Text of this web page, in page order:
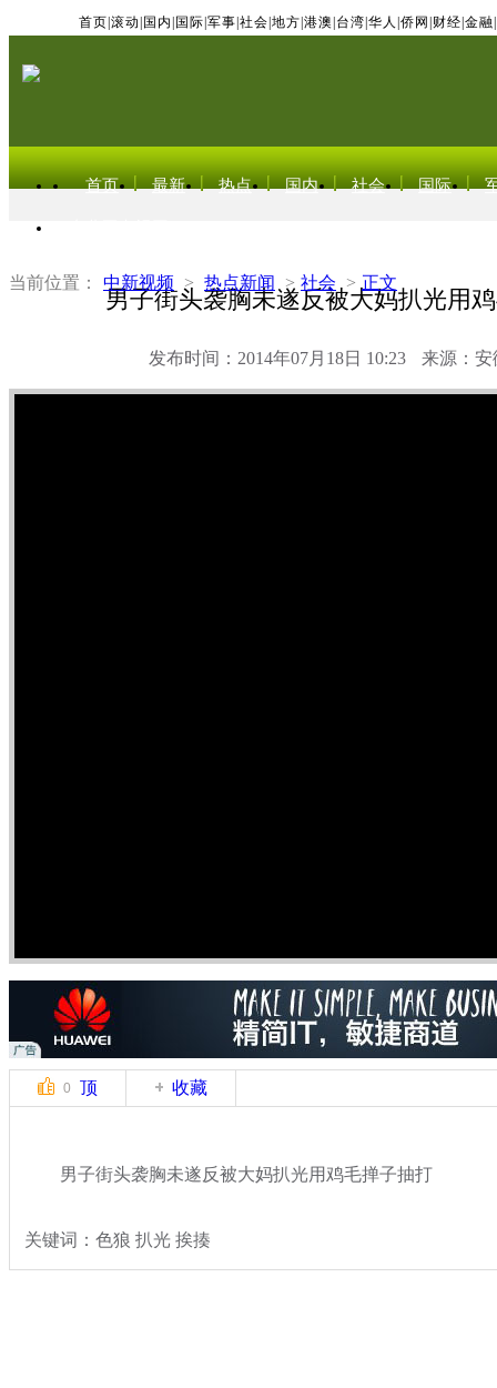
首页 滚动 国内 国际 军事 社会 地方 港澳 台湾 华人 侨网 财经 金融
首页 最新 热点 国内 社会 国际
当前位置： 中新视频 > 热点新闻 > 社会 > 正文
男子街头袭胸未遂反被大妈扒光用
发布时间：2014年07月18日 10:23 来源：安
0 顶 收藏
男子街头袭胸未遂反被大妈扒光用鸡毛掸子抽打
关键词：色狼 扒光 挨揍